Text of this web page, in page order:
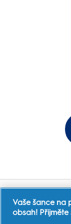
Vaše šance na
obsah!